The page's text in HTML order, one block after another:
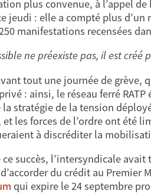
plus convenue, à l’appel
jeudi : elle a compté plus
manifestations recensées
ne préexiste pas, il est créé
tout une journée de grève,
: ainsi, le réseau ferré
stratégie de la tension
les forces de l’ordre ont été
à discréditer la
ce succès, l’intersyndicale
du crédit au Premier
qui expire le 24 septembre